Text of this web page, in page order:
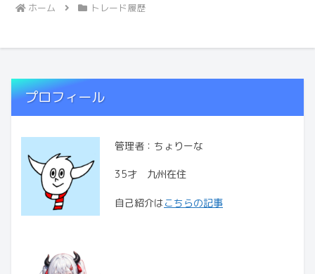
ホーム トレード履歴
プロフィール
管理者：ちょりーな
35才 九州在住
自己紹介はこちらの記事